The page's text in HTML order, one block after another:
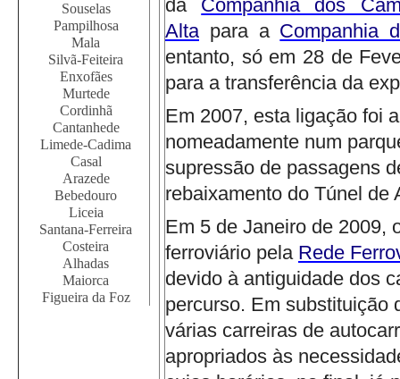
Souselas
Pampilhosa
Mala
Silvã-Feiteira
Enxofães
Murtede
Cordinhã
Cantanhede
Limede-Cadima
Casal
Arazede
Bebedouro
Liceia
Santana-Ferreira
Costeira
Alhadas
Maiorca
Figueira da Foz
da
Companhia dos
Alta para a Companhia
entanto, só em 28 de
para a transferência da
Em 2007, esta ligação foi
nomeadamente num
supressão de passagens
rebaixamento do Túnel de
Em 5 de Janeiro de 2009,
ferroviário pela Rede
devido à antiguidade dos
percurso. Em substituição
várias carreiras de
apropriados às